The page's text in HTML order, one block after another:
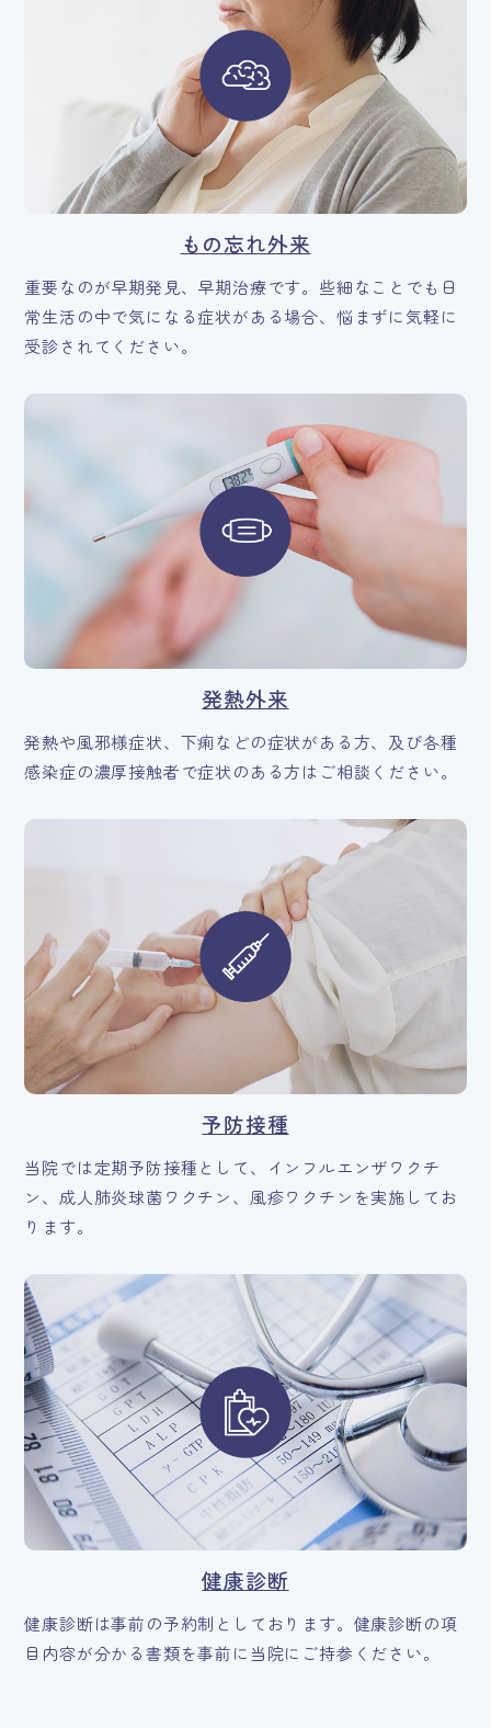
もの忘れ外来
重要なのが早期発見、早期治療です。些細なことでも日
常生活の中で気になる症状がある場合、悩まずに気軽に
受診されてください。
発熱外来
発熱や風邪様症状、下痢などの症状がある方、及び各種
感染症の濃厚接触者で症状のある方はご相談ください。
予防接種
当院では定期予防接種として、インフルエンザワクチ
ン、成人肺炎球菌ワクチン、風疹ワクチンを実施してお
ります。
健康診断
健康診断は事前の予約制としております。健康診断の項
目内容が分かる書類を事前に当院にご持参ください。